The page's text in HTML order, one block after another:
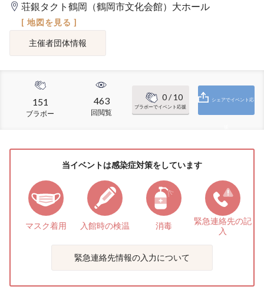
荘銀タクト鶴岡（鶴岡市文化会館）大ホール
[ 地図を見る ]
主催者団体情報
151
ブラボー
463
回閲覧
0/ 10
ブラボーでイベント応援
シェアでイベント応
当イベントは感染症対策をしています
マスク着用 入館時の検温 消毒 緊急連絡先の記
入
緊急連絡先情報の入力について